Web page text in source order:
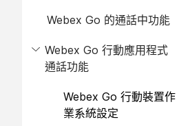
Webex Go 的通話中功能
Webex Go 行動應用程式
通話功能
Webex Go 行動裝置作
業系統設定